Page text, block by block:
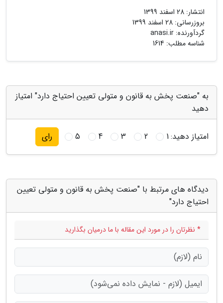
انتشار: 28 اسفند 1399
بروزرسانی: 28 اسفند 1399
گردآورنده: anasi.ir
شناسه مطلب: 1614
به "صنعت پخش به قانون و متولی تعیین احتیاج دارد" امتیاز
دهید
امتیاز دهید:1
2
3
4
5 رای
دیدگاه های مرتبط با "صنعت پخش به قانون و متولی تعیین
احتیاج دارد"
* نظرتان را در مورد این مقاله با ما درمیان بگذارید